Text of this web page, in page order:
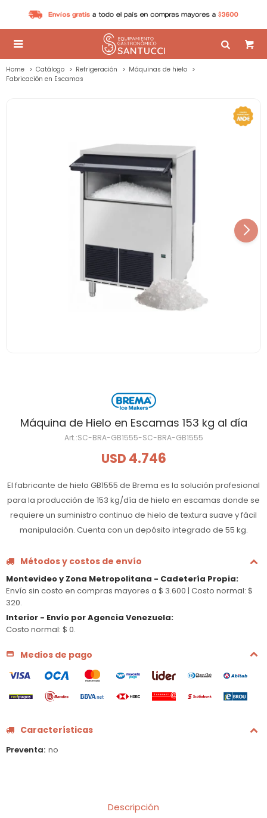

Home Catálogo Refrigeración
Máquinas de hielo
Fabricación en Escamas
Máquina de Hielo en Escamas 153 kg al día
SC-BRA-GB1555-SC-BRA-GB1555
USD 4.746
El fabricante de hielo GB1555 de Brema es la solución profesional
para la producción de 153 kg/día de hielo en escamas donde se
requiere un suministro continuo de hielo de textura suave y fácil
manipulación. Cuenta con un depósito integrado de 55 kg.
Métodos y costos de envío
Montevideo y Zona Metropolitana - Cadetería Propia:
Envío sin costo en compras mayores a $ 3.600 | Costo normal: $
320.
Interior - Envío por Agencia Venezuela:
Costo normal: $ 0.
Medios de pago
Características
Preventa no
Descripción